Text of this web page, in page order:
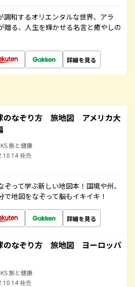
調和するオリエンタルな世界、アラ
贈る、人生を輝かせる名言と癒やしの
詳細を見る
のなぞり方 旅地図 アメリカ大
旅と健康
発売
って学ぶ新しい地図本！国境や州、
地図をなぞって脳もイキイキ！
詳細を見る
のなぞり方 旅地図 ヨーロッパ
旅と健康
発売